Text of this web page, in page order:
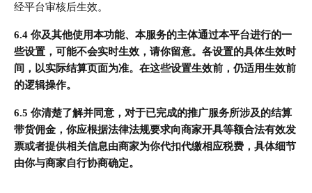
经平台审核后生效。
6.4 你及其他使用本功能、本服务的主体通过本平台进行的一
些设置，可能不会实时生效，请你留意。各设置的具体生效时
间，以实际结算页面为准。在这些设置生效前，仍适用生效前
的逻辑操作。
6.5 你清楚了解并同意，对于已完成的推广服务所涉及的结算
带货佣金，你应根据法律法规要求向商家开具等额合法有效发
票或者提供相关信息由商家为你代扣代缴相应税费，具体细节
由你与商家自行协商确定。